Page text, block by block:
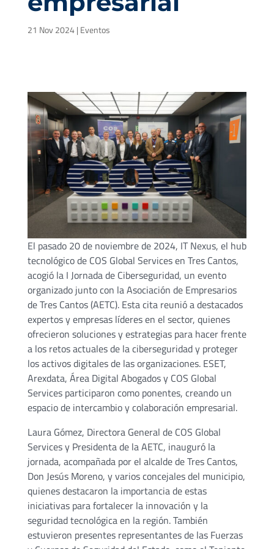
21 Nov 2024| Eventos
El pasado 20 de noviembre de 2024, IT Nexus, el hub
tecnológico de COS Global Services en Tres Cantos,
acogió la I Jornada de Ciberseguridad, un evento
organizado junto con la Asociación de Empresarios
de Tres Cantos (AETC). Esta cita reunió a destacados
expertos y empresas líderes en el sector, quienes
ofrecieron soluciones y estrategias para hacer frente
a los retos actuales de la ciberseguridad y proteger
los activos digitales de las organizaciones. ESET,
Arexdata, Área Digital Abogados y COS Global
Services participaron como ponentes, creando un
espacio de intercambio y colaboración empresarial.
Laura Gómez, Directora General de COS Global
Services y Presidenta de la AETC, inauguró la
jornada, acompañada por el alcalde de Tres Cantos,
Don Jesús Moreno, y varios concejales del municipio,
quienes destacaron la importancia de estas
iniciativas para fortalecer la innovación y la
seguridad tecnológica en la región. También
estuvieron presentes representantes de las Fuerzas